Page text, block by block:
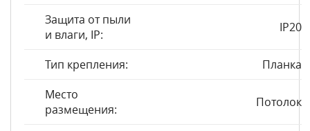
Защита от пыли
и влаги, IP:
IP20
Тип крепления:
Планка
Место
размещения:
Потолок